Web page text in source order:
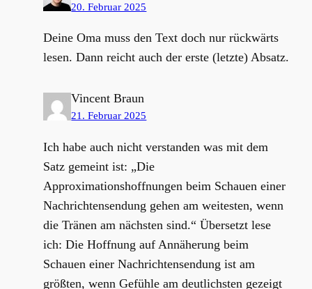
20. Februar 2025
Deine Oma muss den Text doch nur rückwärts
lesen. Dann reicht auch der erste (letzte) Absatz.
Vincent Braun
21. Februar 2025
Ich habe auch nicht verstanden was mit dem
Satz gemeint ist: „Die
Approximationshoffnungen beim Schauen einer
Nachrichtensendung gehen am weitesten, wenn
die Tränen am nächsten sind.“ Übersetzt lese
ich: Die Hoffnung auf Annäherung beim
Schauen einer Nachrichtensendung ist am
größten, wenn Gefühle am deutlichsten gezeigt